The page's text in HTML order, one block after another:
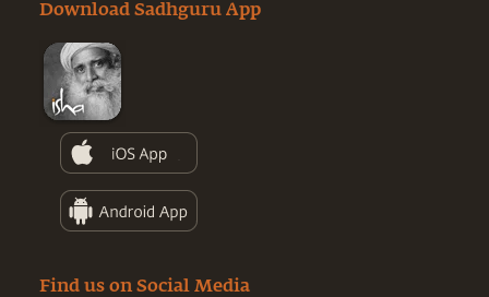
Download Sadhguru App
Find us on Social Media